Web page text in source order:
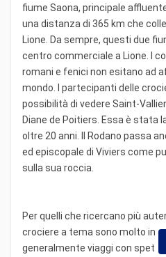
fiume Saona, principale
una distanza di 365 km che
Lione. Da sempre, questi due
centro commerciale a Lione. I
romani e fenici non esitano ad
mondo. I partecipanti delle
possibilità di vedere Saint-
Diane de Poitiers. Essa è stata
oltre 20 anni. Il Rodano passa
ed episcopale di Viviers come
sulla sua roccia.
Per quelli che ricercano più
crociere a tema sono molto
generalmente viaggi con